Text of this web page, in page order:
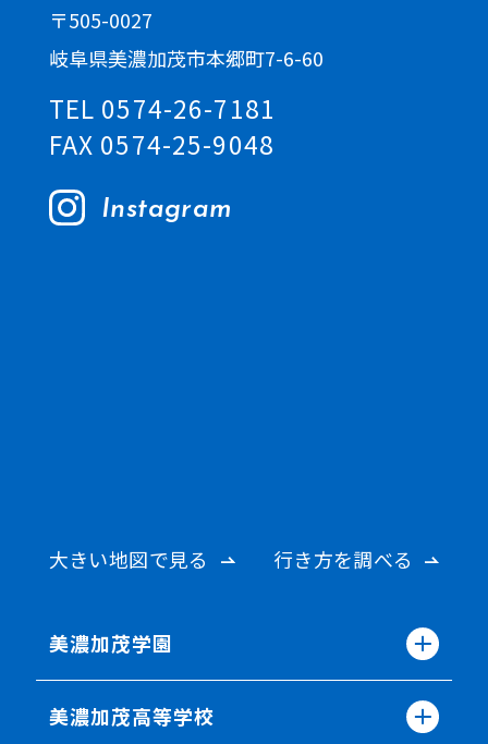
〒505-0027
岐阜県美濃加茂市本郷町7-6-60
TEL 0574-26-7181
FAX 0574-25-9048
Instagram
大きい地図で見る 行き方を調べる
美濃加茂学園
美濃加茂高等学校